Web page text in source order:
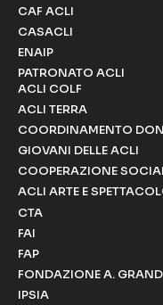
CAF ACLI
CASACLI
ENAIP
PATRONATO ACLI
ACLI COLF
ACLI TERRA
COORDINAMENTO
GIOVANI DELLE ACLI
COOPERAZIONE
ACLI ARTE E
CTA
FAI
FAP
FONDAZIONE A.
IPSIA